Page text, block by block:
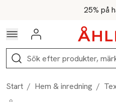
Hoppa till navigationsmenyn25% på
För
Logga in
Sök
Start / Hem & inredning /